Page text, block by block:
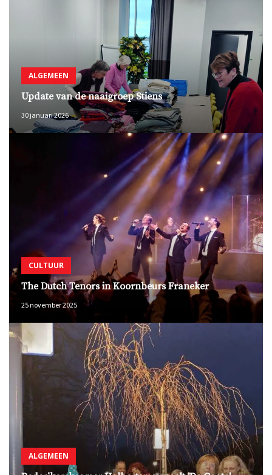
ALGEMEEN
Update van de naaigroep Stiens
30 januari 2026
CULTUUR
The Dutch Tenors in Koornbeurs Franeker
25 november 2025
ALGEMEEN